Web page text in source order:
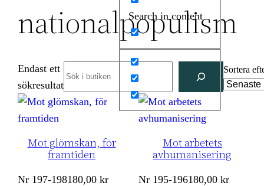
Search in content
nationalpopulism
Endast ett
sökresultat
Sortera
Mot glömskan, för
framtiden
Nr 197-198180,00kr
Mot arbetets
avhumanisering
Nr 195-196180,00kr